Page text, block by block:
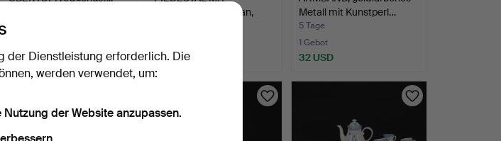
32 USD
ÜBERTOPF, Porzellan,
32 USD
Metall mit Kunstperl…
5 Tage
1 Gebot
32 USD
der Dienstleistung erforderlich. Die
werden verwendet, um:
der Website anzupassen.